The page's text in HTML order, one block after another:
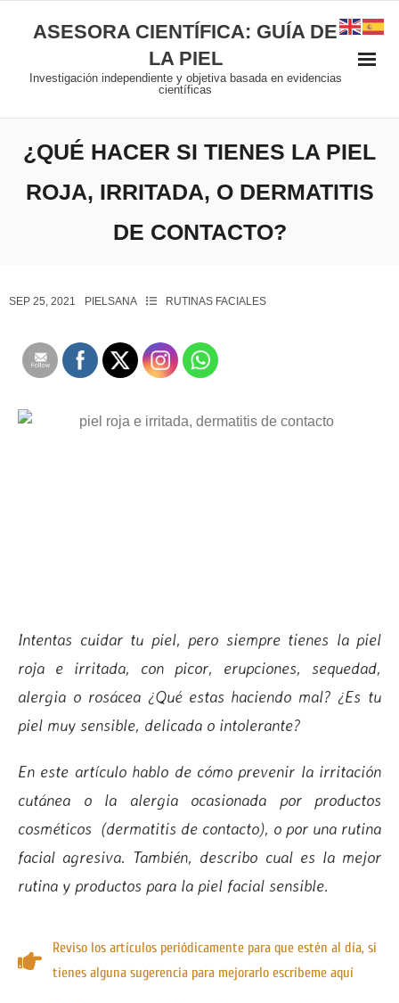
ASESORA CIENTÍFICA: GUÍA DE
LA PIEL
Investigación independiente y objetiva basada en evidencias
científicas
¿QUÉ HACER SI TIENES LA PIEL
ROJA, IRRITADA, O DERMATITIS
DE CONTACTO?
SEP 25, 2021 PIELSANA RUTINAS FACIALES
Intentas cuidar tu piel, pero siempre tienes la piel
roja e irritada, con picor, erupciones, sequedad,
alergia o rosácea ¿Qué estas haciendo mal? ¿Es tu
piel muy sensible, delicada o intolerante?
En este artículo hablo de cómo prevenir la irritación
cutánea o la alergia ocasionada por productos
cosméticos (dermatitis de contacto), o por una rutina
facial agresiva. También, describo cual es la mejor
rutina y productos para la piel facial sensible.
Reviso los artículos periódicamente para que estén al día, si
tienes alguna sugerencia para mejorarlo escríbeme aquí